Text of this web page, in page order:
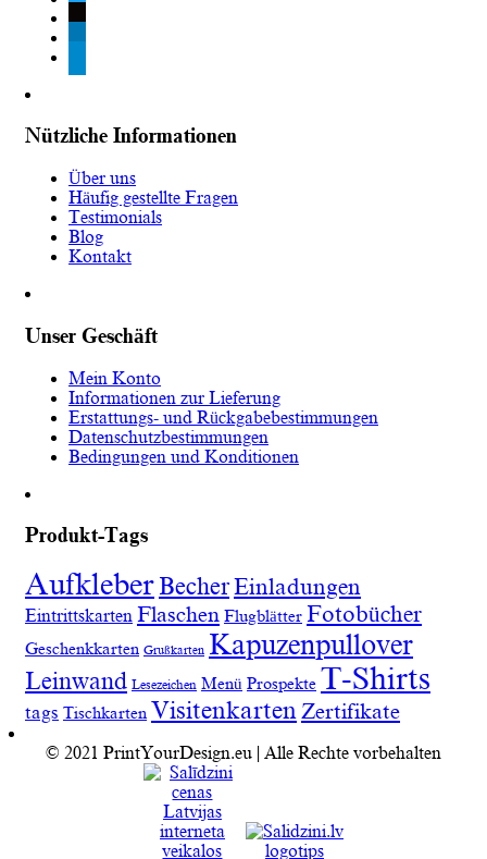
tiktok
Nützliche Informationen
Über uns
Häufig gestellte Fragen
Testimonials
Blog
Kontakt
Unser Geschäft
Mein Konto
Informationen zur Lieferung
Erstattungs- und Rückgabebestimmungen
Datenschutzbestimmungen
Bedingungen und Konditionen
Produkt-Tags
Aufkleber BecherEinladungen
Eintrittskarten Flaschen Flugblätter Fotobücher
Geschenkkarten Grußkarten Kapuzenpullover
Leinwand Lesezeichen Menü Prospekte T-Shirts
tags Tischkarten Visitenkarten Zertifikate
© 2021 PrintYourDesign.eu | Alle Rechte vorbehalten